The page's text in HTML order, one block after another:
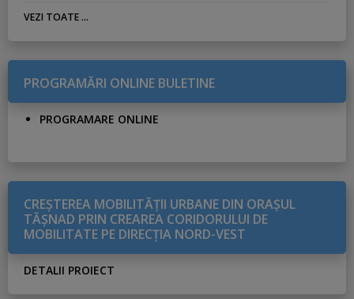
VEZI TOATE ...
PROGRAMĂRI ONLINE BULETINE
PROGRAMARE ONLINE
CREŞTEREA MOBILITĂŢII URBANE DIN ORAŞUL
TĂŞNAD PRIN CREAREA CORIDORULUI DE
MOBILITATE PE DIRECŢIA NORD-VEST
DETALII PROIECT